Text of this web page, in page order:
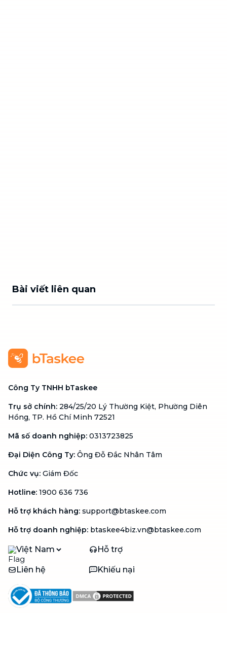
Bài viết liên quan
Công Ty TNHH bTaskee
Trụ sở chính: 284/25/20 Lý Thường Kiệt, Phường Diên
Hồng, TP. Hồ Chí Minh 72521
Mã số doanh nghiệp: 0313723825
Đại Diện Công Ty: Ông Đỗ Đắc Nhân Tâm
Chức vụ: Giám Đốc
Hotline: 1900 636 736
Hỗ trợ khách hàng: support@btaskee.com
Hỗ trợ doanh nghiệp: btaskee4biz.vn@btaskee.com
Việt Nam Hỗ trợ
Liên hệ Khiếu nại